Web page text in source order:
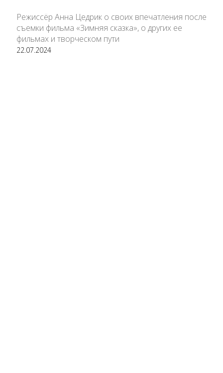
Режиссёр Анна Цедрик о своих впечатления после
съемки фильма «Зимняя сказка», о других ее
фильмах и творческом пути
22.07.2024